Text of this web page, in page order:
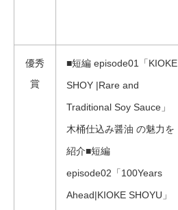
優秀
賞
■短編 episode01「KIOKE
SHOY |Rare and
Traditional Soy Sauce」
木桶仕込み醤油 の魅力を
紹介■短編
episode02「100Years
Ahead|KIOKE SHOYU」